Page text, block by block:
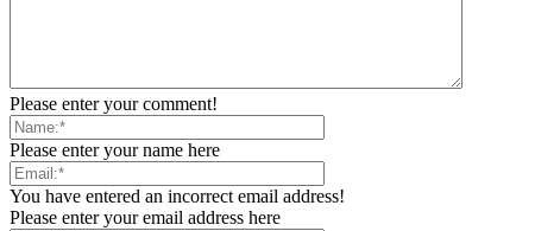
Please enter your comment!
Please enter your name here
You have entered an incorrect email address!
Please enter your email address here